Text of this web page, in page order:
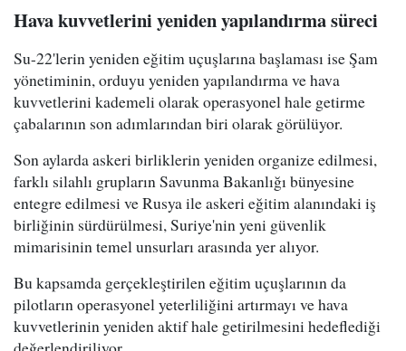
Hava kuvvetlerini yeniden yapılandırma süreci
Su-22'lerin yeniden eğitim uçuşlarına başlaması ise Şam
yönetiminin, orduyu yeniden yapılandırma ve hava
kuvvetlerini kademeli olarak operasyonel hale getirme
çabalarının son adımlarından biri olarak görülüyor.
Son aylarda askeri birliklerin yeniden organize edilmesi,
farklı silahlı grupların Savunma Bakanlığı bünyesine
entegre edilmesi ve Rusya ile askeri eğitim alanındaki iş
birliğinin sürdürülmesi, Suriye'nin yeni güvenlik
mimarisinin temel unsurları arasında yer alıyor.
Bu kapsamda gerçekleştirilen eğitim uçuşlarının da
pilotların operasyonel yeterliliğini artırmayı ve hava
kuvvetlerinin yeniden aktif hale getirilmesini hedeflediği